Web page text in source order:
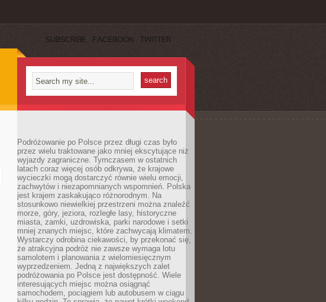
SUBSCRIBE FACEBOOK TWITTER
Podróżowanie po Polsce przez długi czas było
przez wielu traktowane jako mniej ekscytujące niż
wyjazdy zagraniczne. Tymczasem w ostatnich
latach coraz więcej osób odkrywa, że krajowe
wycieczki mogą dostarczyć równie wielu emocji,
zachwytów i niezapomnianych wspomnień. Polska
jest krajem zaskakująco różnorodnym. Na
stosunkowo niewielkiej przestrzeni można znaleźć
morze, góry, jeziora, rozległe lasy, historyczne
miasta, zamki, uzdrowiska, parki narodowe i setki
mniej znanych miejsc, które zachwycają klimatem.
Wystarczy odrobina ciekawości, by przekonać się,
że atrakcyjna podróż nie zawsze wymaga lotu
samolotem i planowania z wielomiesięcznym
wyprzedzeniem. Jedną z największych zalet
podróżowania po Polsce jest dostępność. Wiele
interesujących miejsc można osiągnąć
samochodem, pociągiem lub autobusem w ciągu